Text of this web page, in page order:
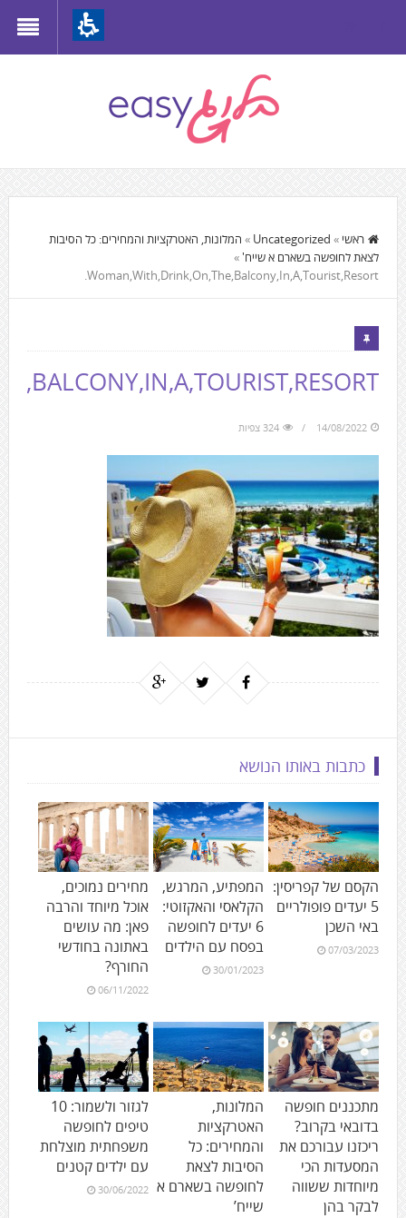
to
move
to
the
main
Content
התוכן
המרכזי,
You
can
press
Enter
to
skip
to
the
next
area
ראשי »
Uncategorized
» המלונות, האטרקציות והמחירים: כל הסיבות
לצאת לחופשה בשארם א שייח'»
Woman,With,Drink,On,The,Balcony,In,A,Tourist,Resort.
14/08/2022 324 צפיות
כתבות באותו הנושא
הקסם של קפריסין:
5 יעדים פופולריים
באי השכן
07/03/2023
המפתיע, המרגש,
הקלאסי והאקזוטי:
6 יעדים לחופשה
בפסח עם הילדים
30/01/2023
מחירים נמוכים,
אוכל מיוחד והרבה
פאן: מה עושים
באתונה בחודשי
החורף?
06/11/2022
מתכננים חופשה
בדובאי בקרוב?
ריכזנו עבורכם את
המסעדות הכי
מיוחדות ששווה
לבקר בהן
המלונות,
האטרקציות
והמחירים: כל
הסיבות לצאת
לחופשה בשארם א
שייח’
לגזור ולשמור: 10
טיפים לחופשה
משפחתית מוצלחת
עם ילדים קטנים
30/06/2022